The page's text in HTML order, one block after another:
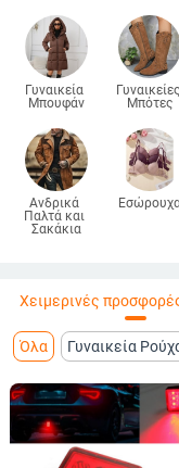
Γυναικεία
Μπουφάν
Ανδρικά
Παλτά και
Σακάκια
Γυναικείες
Μπότες
Χειμερινές
Όλα Γυναικεία